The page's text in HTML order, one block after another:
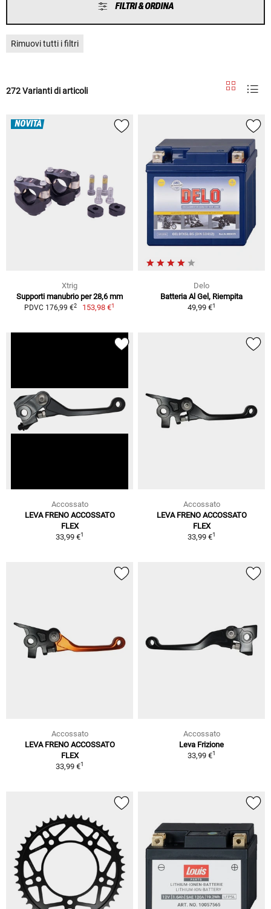
FILTRI & ORDINA
Rimuovi tutti i filtri
272 Varianti di articoli
NOVITÀ
Xtrig
Supporti manubrio per 28,6 mm
PDVC 176,99 €2 153,98 €1
Delo
Batteria Al Gel, Riempita
49,99 €1
Accossato
LEVA FRENO ACCOSSATO
FLEX
33,99 €1
Accossato
LEVA FRENO ACCOSSATO
FLEX
33,99 €1
Accossato
LEVA FRENO ACCOSSATO
FLEX
33,99 €1
Accossato
Leva Frizione
33,99 €1